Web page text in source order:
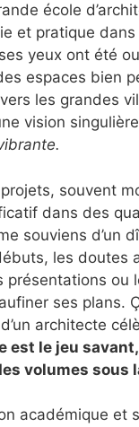
école
et pratique
yeux ont été
espaces bien
les grandes
vision
souvent
dans des
souviens d’un
les doutes
présentations ou
ses plans.
architecte
est le jeu
volumes sous
académique et